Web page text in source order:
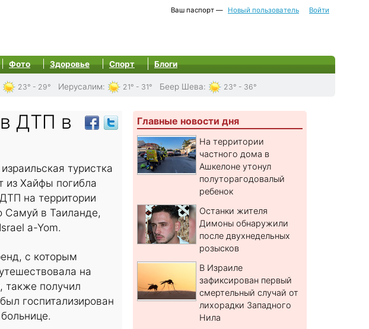
Ваш паспорт — Новый пользователь Войти
Фото Здоровье Спорт Блоги
23° - 29° Иерусалим: 21° - 31° Беер Шева: 23° - 36°
ДТП в
туристка
из Хайфы погибла
на территории
Самуй в Таиланде,
a-Yom.
с которым
на
также получил
госпитализирован
Главные новости дня
На территории
частного дома в
Ашкелоне утонул
полуторагодовалый
ребенок
Останки жителя
Димоны обнаружили
после двухнедельных
розысков
В Израиле
зафиксирован первый
смертельный случай от
лихорадки Западного
Нила